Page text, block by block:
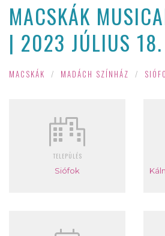
MACSKÁK
| 2023 JÚLIUS 18.
MACSKÁK / MADÁCH SZÍNHÁZ /
TELEPÜLÉS
Siófok